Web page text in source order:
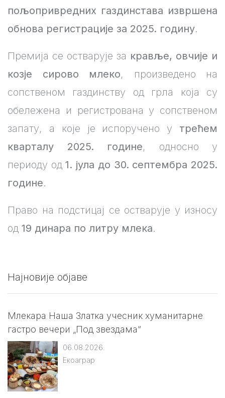
пољопривредних газдинстава извршенa
обнова регистрације за 2025. годину.
Премија се остварује за кравље, овчије и
козје сирово млеко, произведено на
сопственом газдинству од грла која су
обележена и регистрована у сопственом
запату, а које је испоручено у трећем
кварталу 2025. године, односно у
периоду од1. јула до 30. септембра 2025.
године.
Право на подстицај се остварује у износу
од 19 динара по литру млека.
Најновије објаве
Млекара Наша Златка учесник хуманитарне
гастро вечери „Под звездама“
06.08.2026.
Екоаграр